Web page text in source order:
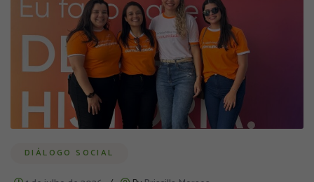
DIÁLOGO SOCIAL